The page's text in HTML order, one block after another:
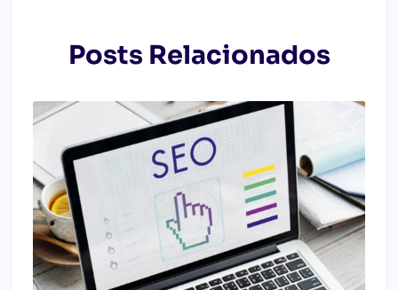
Posts Relacionados